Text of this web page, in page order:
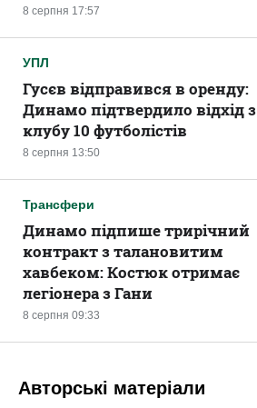
8 серпня 17:57
УПЛ
8 серпня 13:50
Гусєв відправився в оренду:
Динамо підтвердило відхід з
клубу 10 футболістів
Трансфери
8 серпня 09:33
Динамо підпише трирічний
контракт з талановитим
хавбеком: Костюк отримає
легіонера з Гани
Авторські матеріали